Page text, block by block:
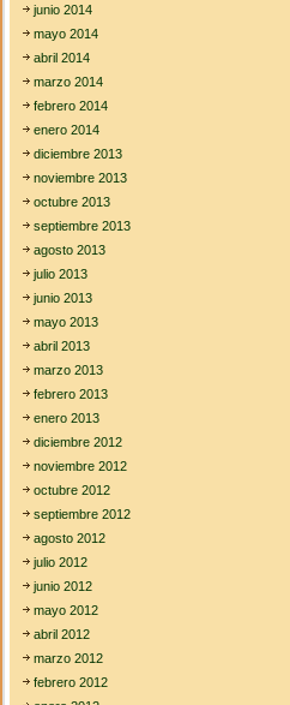
junio 2014
mayo 2014
abril 2014
marzo 2014
febrero 2014
enero 2014
diciembre 2013
noviembre 2013
octubre 2013
septiembre 2013
agosto 2013
julio 2013
junio 2013
mayo 2013
abril 2013
marzo 2013
febrero 2013
enero 2013
diciembre 2012
noviembre 2012
octubre 2012
septiembre 2012
agosto 2012
julio 2012
junio 2012
mayo 2012
abril 2012
marzo 2012
febrero 2012